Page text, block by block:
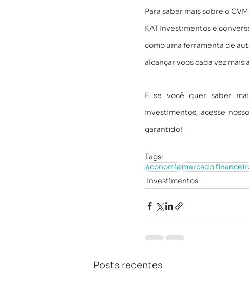
Para saber mais sobre o
KAT Investimentos e
como uma ferramenta de
alcançar voos cada vez mais
E se você quer saber
investimentos, acesse
garantido!
Tags:
economiamercado
Investimentos
Posts recentes